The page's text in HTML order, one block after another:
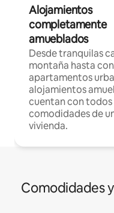
Alojamientos
completamente
amueblados
Desde tranquilas
montaña hasta
apartamentos
alojamientos
cuentan con todos
comodidades de
vivienda.
Comodidades